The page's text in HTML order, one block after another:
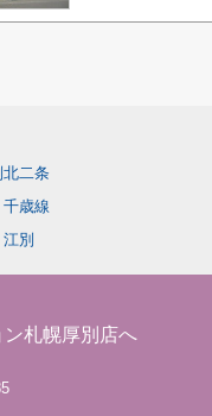
北二条
千歳線
江別
札幌厚別店へ